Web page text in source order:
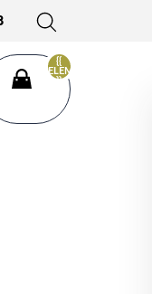
{{
ELEMENTS.LENGTH
}}